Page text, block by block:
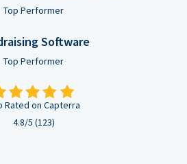
Top Performer
Software
Top Performer
Rated on Capterra
4.8/5 (123)